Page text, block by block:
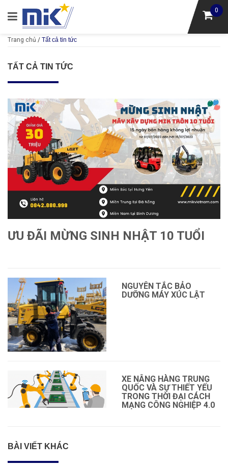
0
Trang chủ / Tất cả tin tức
TẤT CẢ TIN TỨC
ƯU ĐÃI MỪNG SINH NHẬT 10 TUỔI
NGUYÊN TẮC BẢO
DƯỠNG MÁY XÚC LẬT
XE NÂNG HÀNG TRUNG
QUỐC VÀ SỰ THIẾT YẾU
TRONG THỜI ĐẠI CÁCH
MẠNG CÔNG NGHIỆP 4.0
BÀI VIẾT KHÁC